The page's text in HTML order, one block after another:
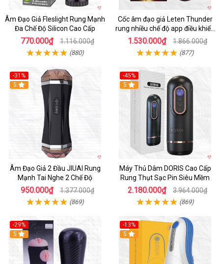
Âm Đạo Giả Fleslight Rung Mạnh
Đa Chế Độ Silicon Cao Cấp
770.000₫ 1.116.000₫
(880)
Cốc âm đạo giả Leten Thunder
rung nhiều chế độ app điều khiển
tiện lợi
1.530.000₫ 1.866.000₫
(877)
-31%
5
Âm Đạo Giả 2 Đầu JIUAI Rung
Mạnh Tai Nghe 2 Chế Độ
950.000₫ 1.377.000₫
(869)
-45%
Hot
5
Máy Thủ Dâm DORIS Cao Cấp
Rung Thụt Sạc Pin Siêu Mềm
2.180.000₫ 3.964.000₫
(869)
-29%
5
-13%
5